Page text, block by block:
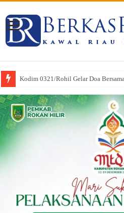
SRI WAHYULI Sukses Menangkan